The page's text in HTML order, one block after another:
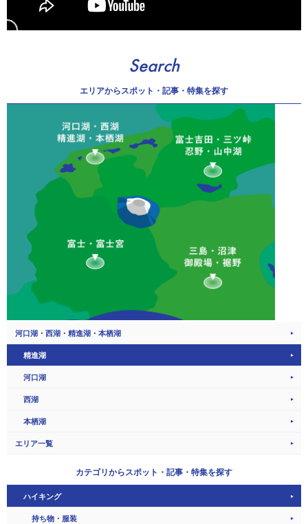
Search
エリアからスポット・記事・特集を探す
河口湖・西湖・精進湖・本栖湖
精進湖
河口湖
西湖
本栖湖
エリア一覧
カテゴリからスポット・記事・特集を探す
ハイキング
持ち物・服装